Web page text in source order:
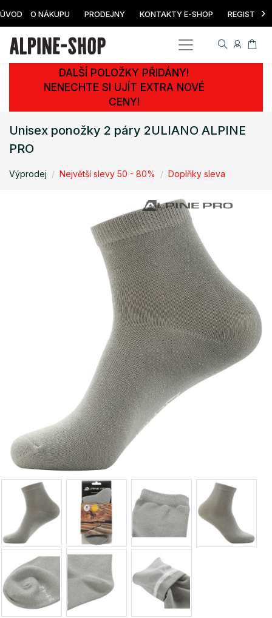
ÚVOD O NÁKUPU PRODEJNY KONTAKTY E-SHOP ›
DALŠÍ POLOŽKY PŘIDÁNY!
NENECHTE SI UJÍT EXTRA NOVÉ
CENY!
Unisex ponožky 2 páry 2ULIANO ALPINE
PRO
Výprodej Největší slevy 50 - 80% Doplňky sleva